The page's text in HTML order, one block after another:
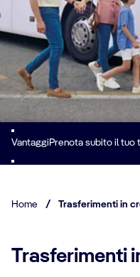
VantaggiPrenota subito il tuo
Home / Trasferimenti in
Trasferimenti